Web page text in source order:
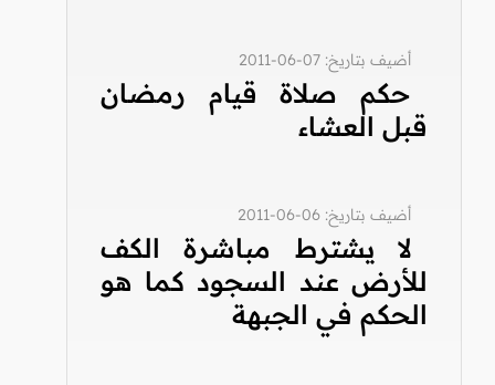
أضيف بتاريخ: 07-06-2011
حكم صلاة قيام رمضان
قبل العشاء
أضيف بتاريخ: 06-06-2011
لا يشترط مباشرة الكف
للأرض عند السجود كما هو
الحكم في الجبهة